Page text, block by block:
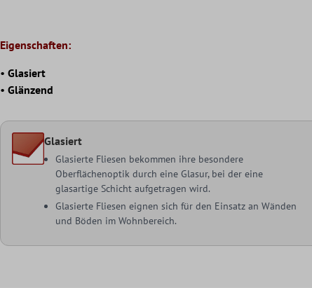
Eigenschaften:
• Glasiert
• Glänzend
Glasiert
Glasierte Fliesen bekommen ihre besondere
Oberflächenoptik durch eine Glasur, bei der eine
glasartige Schicht aufgetragen wird.
Glasierte Fliesen eignen sich für den Einsatz an Wänden
und Böden im Wohnbereich.